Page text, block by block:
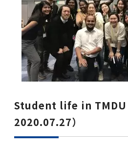
Student life in TMDU
2020.07.27）